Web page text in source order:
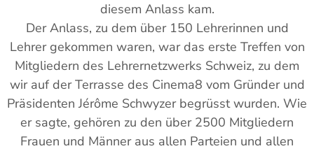
diesem Anlass kam.
Der Anlass, zu dem über 150 Lehrerinnen und
Lehrer gekommen waren, war das erste Treffen von
Mitgliedern des Lehrernetzwerks Schweiz, zu dem
wir auf der Terrasse des Cinema8 vom Gründer und
Präsidenten Jérôme Schwyzer begrüsst wurden. Wie
er sagte, gehören zu den über 2500 Mitgliedern
Frauen und Männer aus allen Parteien und allen